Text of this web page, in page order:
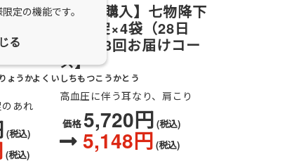
定の機能です。
る
枝茯苓
3回お
ょうかよくい
あれ
(税込)
(税込)
【定期購入】七物降下
湯 84錠×4袋（28日
分）【3回お届けコー
ス】
しちもつこうかとう
高血圧に伴う耳なり、肩こり
価格 5,720円 (税込)
5,148円 (税込)